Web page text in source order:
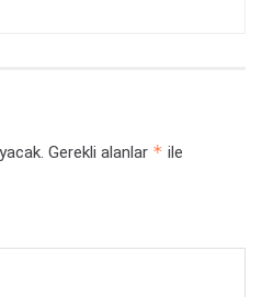
Gerekli alanlar * ile